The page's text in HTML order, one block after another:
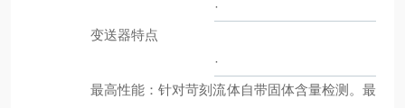
·
变送器特点
·
最高性能：针对苛刻流体自带固体含量检测。最